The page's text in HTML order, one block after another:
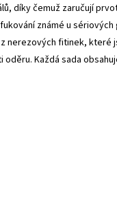
díky čemuž zaručují
známé u
nerezových fitinek, které
Každá sada